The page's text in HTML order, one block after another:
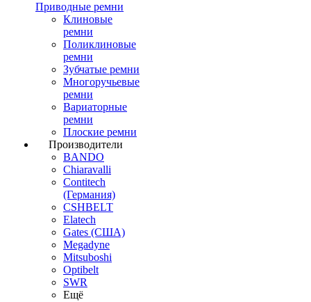
Приводные ремни
Клиновые
ремни
Поликлиновые
ремни
Зубчатые ремни
Многоручьевые
ремни
Вариаторные
ремни
Плоские ремни
Производители
BANDO
Chiaravalli
Contitech
(Германия)
CSHBELT
Elatech
Gates (США)
Megadyne
Mitsuboshi
Optibelt
SWR
Ещё